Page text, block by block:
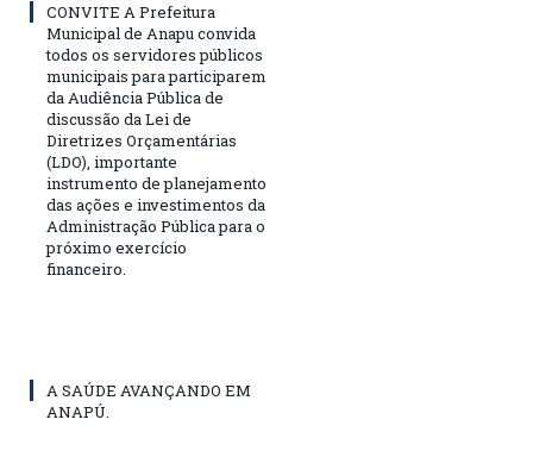
CONVITE A Prefeitura
Municipal de Anapu convida
todos os servidores públicos
municipais para participarem
da Audiência Pública de
discussão da Lei de
Diretrizes Orçamentárias
(LDO), importante
instrumento de planejamento
das ações e investimentos da
Administração Pública para o
próximo exercício
financeiro.
A SAÚDE AVANÇANDO EM
ANAPÚ.